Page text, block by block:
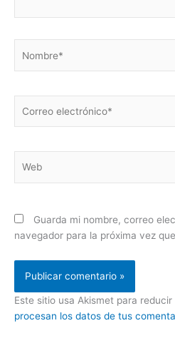
electrónico*
Guarda mi nombre, correo
navegador para la próxima vez
Este sitio usa Akismet para reducir
procesan los datos de tus